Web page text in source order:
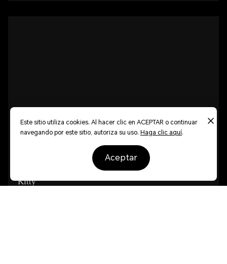
Este sitio utiliza cookies. Al hacer clic en ACEPTAR o continuar
navegando por este sitio, autoriza su uso. Haga clic aquí.
aceptar
Kitty